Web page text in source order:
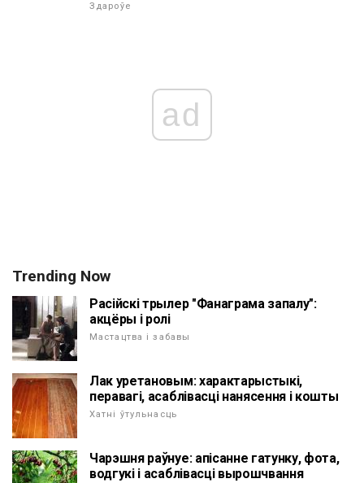
Здароўе
ad
Trending Now
Расійскі трылер "Фанаграма запалу":
акцёры і ролі
Мастацтва і забавы
Лак уретановым: характарыстыкі,
перавагі, асаблівасці нанясення і кошты
Хатні ўтульнасць
Чарэшня раўнуе: апісанне гатунку, фота,
водгукі і асаблівасці вырошчвання